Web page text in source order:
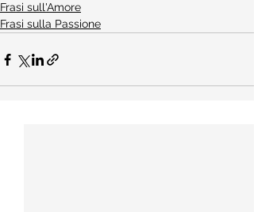
Frasi sull'Amore
Frasi sulla Passione